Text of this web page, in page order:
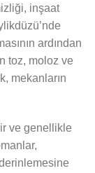
inşaat
ardından
toz, moloz ve
mekanların
ve genellikle